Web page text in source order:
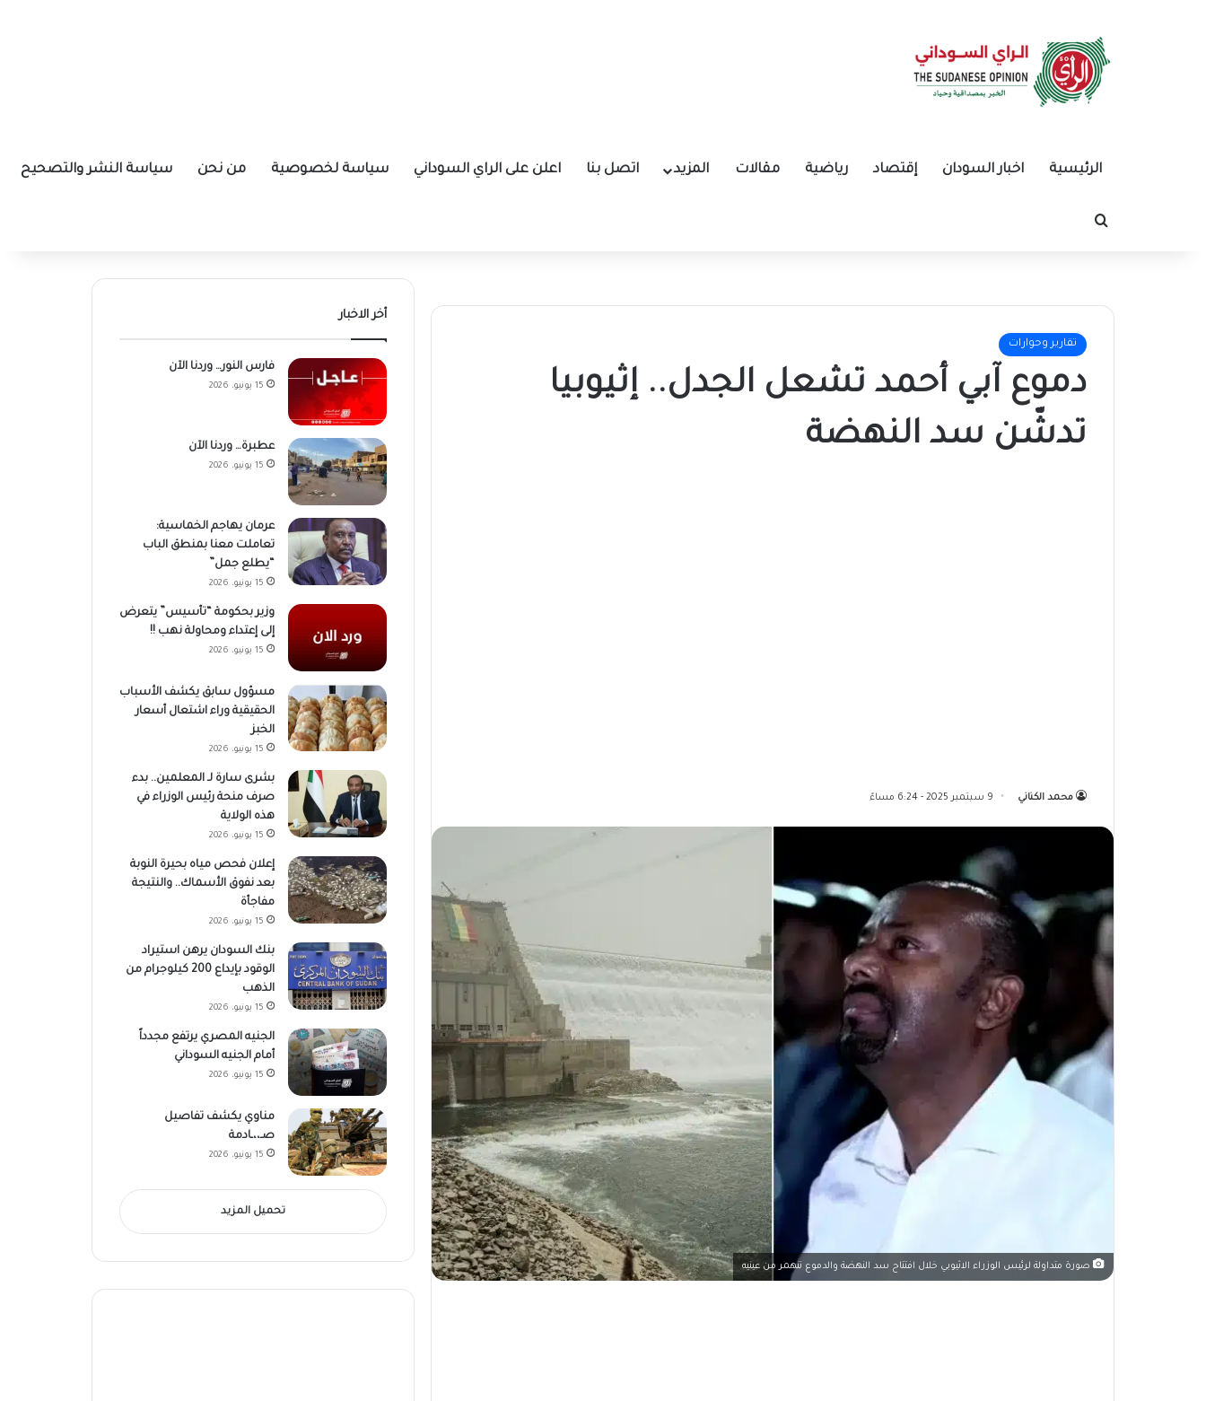
الرئيسية اخبار السودان إقتصاد رياضية مقالات المزيد اتصل بنا اعلن على الراي السوداني سياسة لخصوصية من نحن سياسة النشر والتصحيح
بحث عن
تقارير وحوارات
دموع آبي أحمد تشعل الجدل.. إثيوبيا
تدشّن سد النهضة
محمد الكناني 9 سبتمبر 2025 - 6:24 مساءً
صورة متداولة لرئيس الوزراء الاثيوبي خلال افتتاح سد النهضة والدموع تنهمر من عينيه
أخر الاخبار
فارس النور… وردنا الآن
15 يونيو، 2026
عطبرة… وردنا الآن
15 يونيو، 2026
عرمان يهاجم الخماسية:
تعاملت معنا بمنطق الباب
“يطلع جمل”
15 يونيو، 2026
وزير بحكومة “تأسيس” يتعرض
إلى إعتداء ومحاولة نهب !!
15 يونيو، 2026
مسؤول سابق يكشف الأسباب
الحقيقية وراء اشتعال أسعار
الخبز
15 يونيو، 2026
بشرى سارة لـ المعلمين.. بدء
صرف منحة رئيس الوزراء في
هذه الولاية
15 يونيو، 2026
إعلان فحص مياه بحيرة النوبة
بعد نفوق الأسماك.. والنتيجة
مفاجأة
15 يونيو، 2026
بنك السودان يرهن استيراد
الوقود بإيداع 200 كيلوجرام من
الذهب
15 يونيو، 2026
الجنيه المصري يرتفع مجدداً
أمام الجنيه السوداني
15 يونيو، 2026
مناوي يكشف تفاصيل
صـ،،ـادمة
15 يونيو، 2026
تحميل المزيد